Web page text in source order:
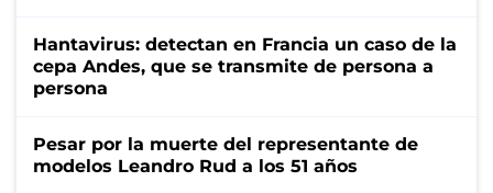
Hantavirus: detectan en Francia un caso de la
cepa Andes, que se transmite de persona a
persona
Pesar por la muerte del representante de
modelos Leandro Rud a los 51 años